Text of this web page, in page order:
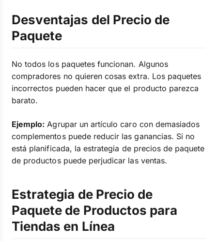
Desventajas del Precio de
Paquete
No todos los paquetes funcionan. Algunos
compradores no quieren cosas extra. Los paquetes
incorrectos pueden hacer que el producto parezca
barato.
Ejemplo: Agrupar un artículo caro con demasiados
complementos puede reducir las ganancias. Si no
está planificada, la estrategia de precios de paquete
de productos puede perjudicar las ventas.
Estrategia de Precio de
Paquete de Productos para
Tiendas en Línea